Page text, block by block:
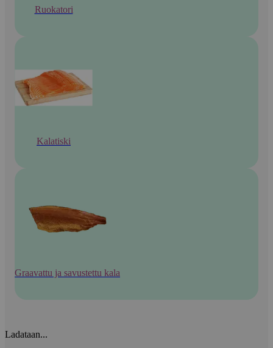
Ruokatori
Kalatiski
Graavattu ja savustettu kala
Ladataan...